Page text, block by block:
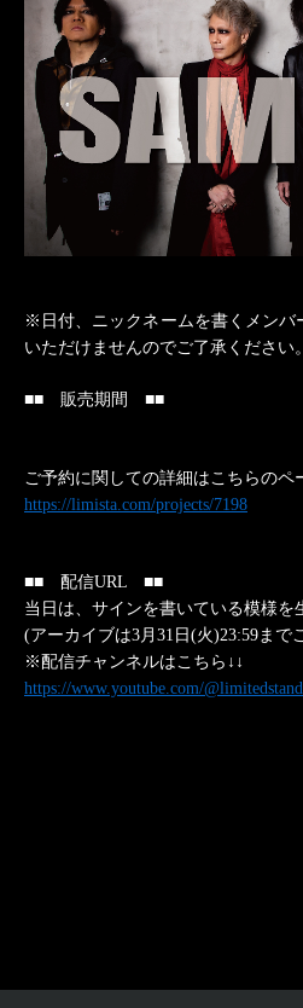
※日付、ニックネームを書くメンバ
いただけませんのでご了承ください。
■■ 販売期間 ■■
ご予約に関しての詳細はこちらのペ
https://limista.com/projects/7198
■■ 配信URL ■■
当日は、サインを書いている模様を
(アーカイブは3月31日(火)23:59まで
※配信チャンネルはこちら↓↓
https://www.youtube.com/